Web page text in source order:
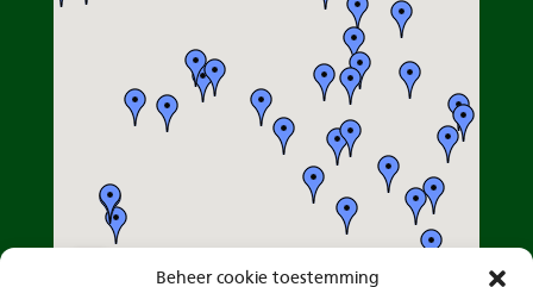
Beheer cookie toestemming